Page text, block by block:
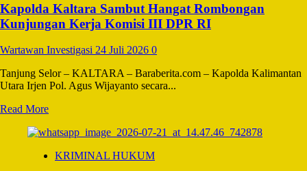
115
Botol
Miras
Cap
Tikus
dari
Enam
Kapolda Kaltara Sambut Hangat Rombongan
Kunjungan Kerja Komisi III DPR RI
Wartawan Investigasi 24 Juli 2026 0
Tanjung Selor – KALTARA – Baraberita.com – Kapolda Kalimantan
Utara Irjen Pol. Agus Wijayanto secara...
Read MoreRead
about
Kaltara
KRIMINAL HUKUM